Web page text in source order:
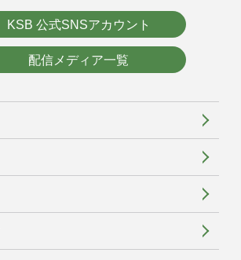
KSB 公式SNSアカウント
配信メディア一覧